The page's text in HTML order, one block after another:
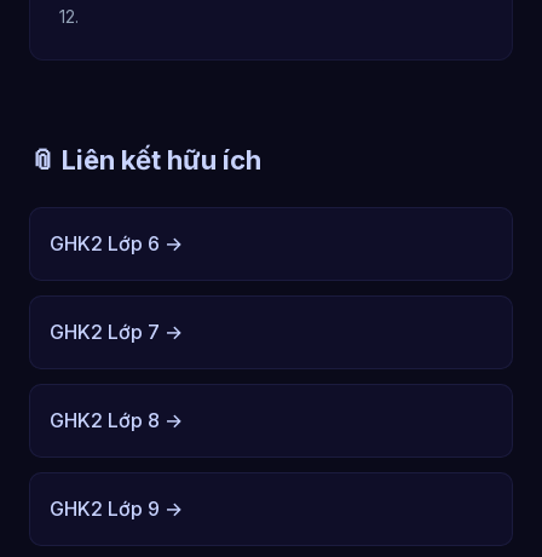
12.
📎 Liên kết hữu ích
GHK2 Lớp 6 →
GHK2 Lớp 7 →
GHK2 Lớp 8 →
GHK2 Lớp 9 →